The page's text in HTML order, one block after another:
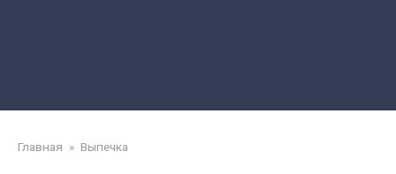
Главная » Выпечка